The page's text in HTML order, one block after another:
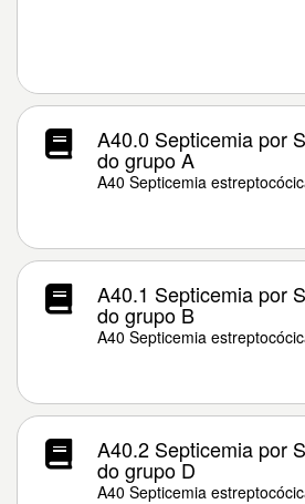
A40.0 Septicemia por
do grupo A
A40 Septicemia
A40.1 Septicemia por
do grupo B
A40 Septicemia
A40.2 Septicemia por
do grupo D
A40 Septicemia